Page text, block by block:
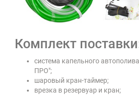
Комплект
система капельного
ПРО";
шаровый кран-таймер;
врезка в резервуар и кран;